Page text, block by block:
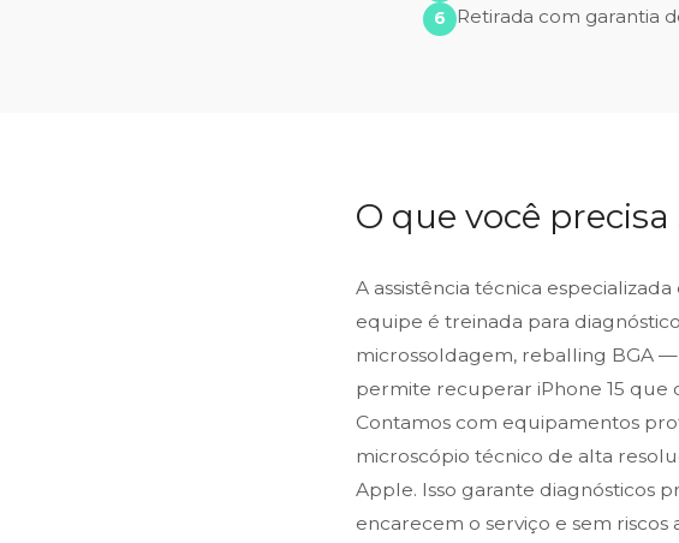
Retirada com garantia
O que você precisa
A assistência técnica
equipe é treinada para
microssoldagem, reballing BGA —
permite recuperar iPhone 15 que
Contamos com equipamentos
microscópio técnico de alta
Apple. Isso garante diagnósticos
encarecem o serviço e sem riscos